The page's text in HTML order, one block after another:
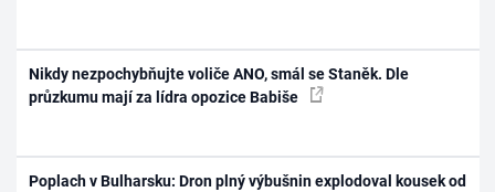
Nikdy nezpochybňujte voliče ANO, smál se Staněk. Dle
průzkumu mají za lídra opozice Babiše
Poplach v Bulharsku: Dron plný výbušnin explodoval kousek od